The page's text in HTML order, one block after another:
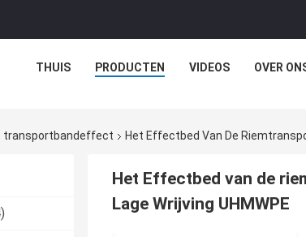
THUIS PRODUCTEN VIDEOS OVER
transportbandeffect Het Effectbed Van De
Het Effectbed van de
Lage Wrijving UHMWPE